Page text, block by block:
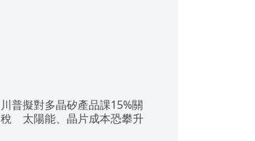
川普擬對多晶矽產品課15%關
稅 太陽能、晶片成本恐攀升